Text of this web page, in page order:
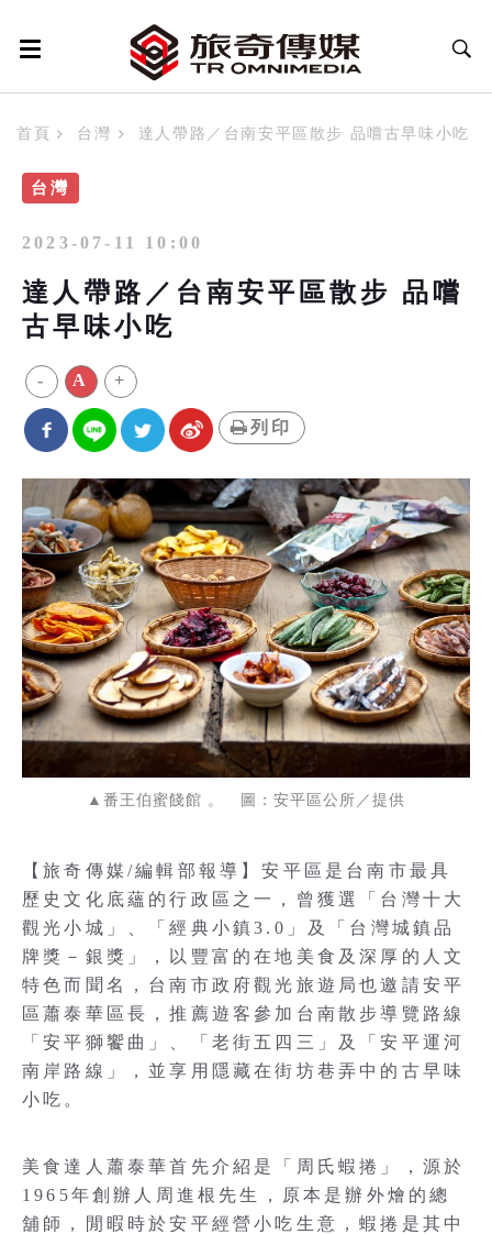
首頁 台灣 達人帶路／台南安平區散步 品嚐古早味小吃
台灣
2023-07-11 10:00
達人帶路／台南安平區散步 品嚐
古早味小吃
- A +
列印
▲番王伯蜜餞館 。 圖：安平區公所／提供
【旅奇傳媒/編輯部報導】安平區是台南市最具
歷史文化底蘊的行政區之一，曾獲選「台灣十大
觀光小城」、「經典小鎮3.0」及「台灣城鎮品
牌獎－銀獎」，以豐富的在地美食及深厚的人文
特色而聞名，台南市政府觀光旅遊局也邀請安平
區蕭泰華區長，推薦遊客參加台南散步導覽路線
「安平獅饗曲」、「老街五四三」及「安平運河
南岸路線」，並享用隱藏在街坊巷弄中的古早味
小吃。
美食達人蕭泰華首先介紹是「周氏蝦捲」，源於
1965年創辦人周進根先生，原本是辦外燴的總
舖師，閒暇時於安平經營小吃生意，蝦捲是其中